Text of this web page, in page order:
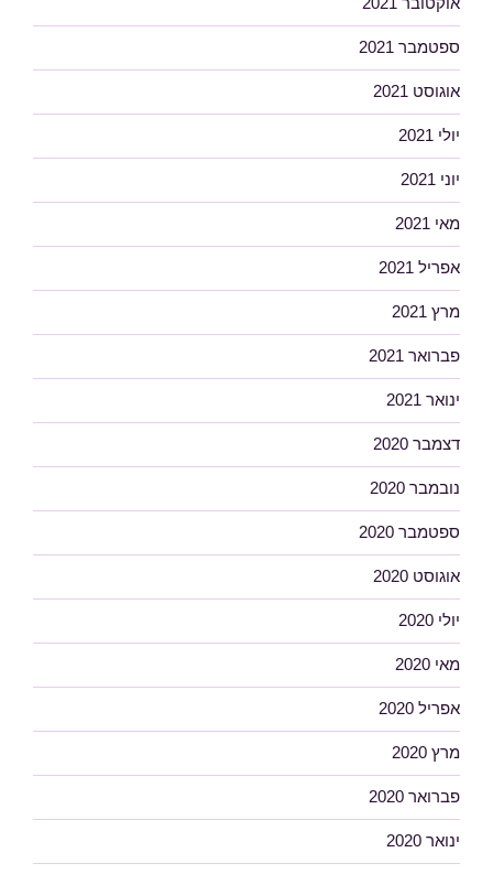
ספטמבר 2021
אוגוסט 2021
יולי 2021
יוני 2021
מאי 2021
אפריל 2021
מרץ 2021
פברואר 2021
ינואר 2021
דצמבר 2020
נובמבר 2020
ספטמבר 2020
אוגוסט 2020
יולי 2020
מאי 2020
אפריל 2020
מרץ 2020
פברואר 2020
ינואר 2020